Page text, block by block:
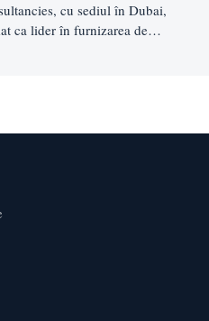
cu sediul în Dubai,
ca lider în furnizarea de…